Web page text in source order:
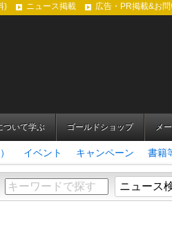
) ニュース掲載 広告・PR掲載&お
ついて学ぶ ゴールドショップ メ
イベント キャンペーン 書籍